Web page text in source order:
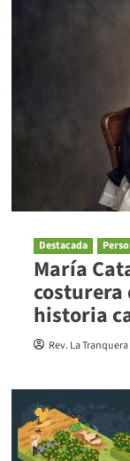
Destacada
María
historia
Rev. La Tranquera